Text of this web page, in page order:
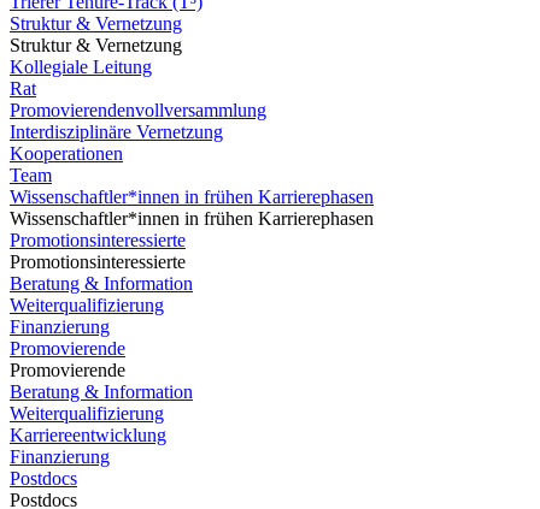
Struktur & Vernetzung
Struktur & Vernetzung
Kollegiale Leitung
Rat
Promovierendenvollversammlung
Interdisziplinäre Vernetzung
Kooperationen
Team
Wissenschaftler*innen in frühen Karrierephasen
Wissenschaftler*innen in frühen Karrierephasen
Promotionsinteressierte
Promotionsinteressierte
Beratung & Information
Weiterqualifizierung
Finanzierung
Promovierende
Promovierende
Beratung & Information
Weiterqualifizierung
Karriereentwicklung
Finanzierung
Postdocs
Postdocs